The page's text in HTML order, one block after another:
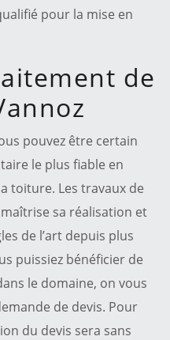
pour la mise en
de
pouvez être certain
le plus fiable en
toiture. Les travaux de
sa réalisation et
de l’art depuis plus
puissiez bénéficier de
le domaine, on vous
de devis. Pour
du devis sera sans